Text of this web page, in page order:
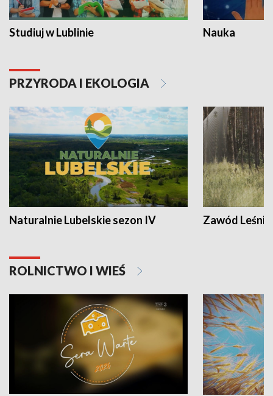
Studiuj w Lublinie Nauka
PRZYRODA I EKOLOGIA
Naturalnie Lubelskie sezon IV Zawód Leśnik
ROLNICTWO I WIEŚ